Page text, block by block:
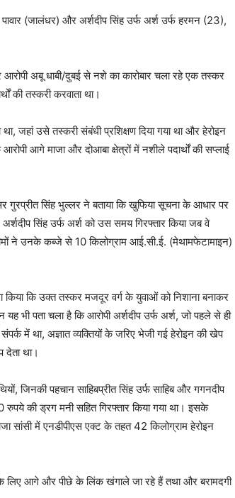
पावार (जालंधर) और अर्शदीप सिंह उर्फ अर्श उर्फ हरमन (23),
आरोपी अबू धाबी/दुबई से नशे का कारोबार चला रहे एक तस्कर
की तस्करी करवाता था।
था, जहां उसे तस्करी संबंधी प्रशिक्षण दिया गया था और हेरोइन
आगे माजा और दोआबा क्षेत्रों में नशीले पदार्थों की सप्लाई
सिंह भुल्लर ने बताया कि खुफिया सूचना के आधार पर
सिंह उर्फ अर्श को उस समय गिरफ्तार किया जब वे
ने उनके कब्जे से 10 किलोग्राम आई.सी.ई. (मेथामफेटामाइन)
किया कि उक्त तस्कर मजदूर वर्ग के युवाओं को निशाना बनाकर
भी पता चला है कि आरोपी अर्शदीप उर्फ अर्श, जो पहले से ही
में था, अज्ञात व्यक्तियों के जरिए भेजी गई हेरोइन की खेप
देता था।
जिनकी पहचान साहिबप्रीत सिंह उर्फ साहिब और गगनदीप
की ड्रग मनी सहित गिरफ्तार किया गया था। इसके
सांसी में एनडीपीएस एक्ट के तहत 42 किलोग्राम हेरोइन
लिए आगे और पीछे के लिंक खंगाले जा रहे हैं तथा और बरामदगी